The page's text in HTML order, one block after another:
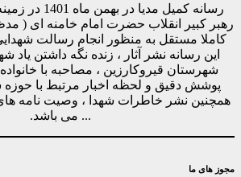
رسانه کمیل
رهبر کبیر انقلاب حضرت امام خامنه ای (
کاملا مستقل به منظور انجام رسالت
این رسانه نشر آثار ، زنده نگه داشتن
شهرستان قیروکارزین ، مصاحبه با
پوشش دقیق و لحظه اخبار مرتبط با
همچنین نشر خاطرات شهدا ، وصیت نامه
... می باشد.
مجوز های ما